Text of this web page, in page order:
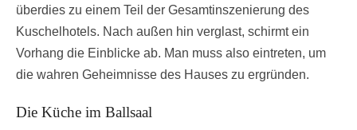
überdies zu einem Teil der Gesamtinszenierung des
Kuschelhotels. Nach außen hin verglast, schirmt ein
Vorhang die Einblicke ab. Man muss also eintreten, um
die wahren Geheimnisse des Hauses zu ergründen.
Die Küche im Ballsaal